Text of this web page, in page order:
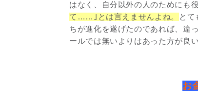
はなく、自分以外の人のためにも
て……｣とは言えませんよね。
とて
ちが進化を遂げたのであれば、違
ールでは無いよりはあった方が良
お